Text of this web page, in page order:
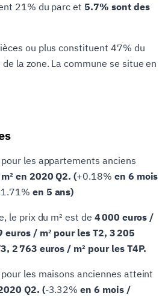
21% du parc et 5.7% sont des
ou plus constituent 47% du
la zone. La commune se situe en
les appartements anciens
en 2020 Q2. (+0.18% en 6 mois
en 5 ans)
le prix du m² est de 4 000 euros /
euros / m² pour les T2, 3 205
2 763 euros / m² pour les T4P.
les maisons anciennes atteint
Q2. (-3.32% en 6 mois /